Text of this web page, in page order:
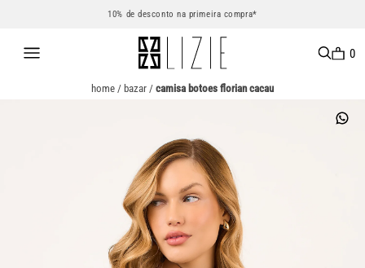
10% de desconto na primeira compra*
0
home / bazar / camisa botoes florian cacau